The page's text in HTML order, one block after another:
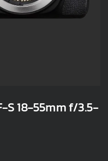
S 18-55mm f/3.5-